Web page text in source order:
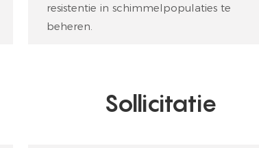
resistentie in schimmelpopulaties te
beheren.
Sollicitatie